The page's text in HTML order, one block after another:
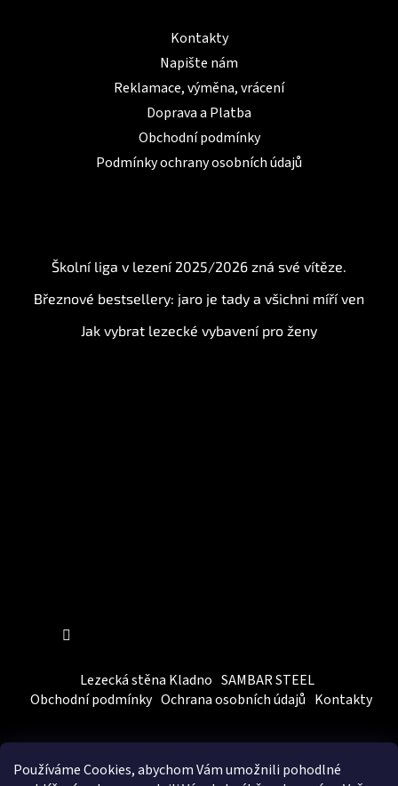
Používáme Cookies, abychom Vámumožnili pohodlné
Kontakty
Napište nám
Reklamace, výměna, vrácení
Doprava a Platba
Obchodní podmínky
Podmínky ochrany osobních údajů
Školní liga v lezení 2025/2026 zná své vítěze.
Březnové bestsellery: jaro je tady a všichni míří ven
Jak vybrat lezecké vybavení pro ženy
Lezecká stěna Kladno SAMBAR STEEL
Obchodní podmínky Ochrana osobních údajů Kontakty